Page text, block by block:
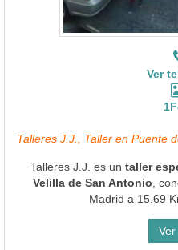
Ver
Talleres J.J., Taller en Puente
Talleres J.J. es un taller
Velilla de San Antonio ,
Madrid a 15.69